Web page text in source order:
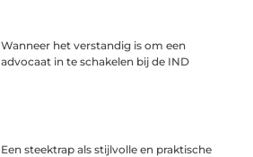
Wanneer het verstandig is om een
advocaat in te schakelen bij de IND
Een steektrap als stijlvolle en praktische